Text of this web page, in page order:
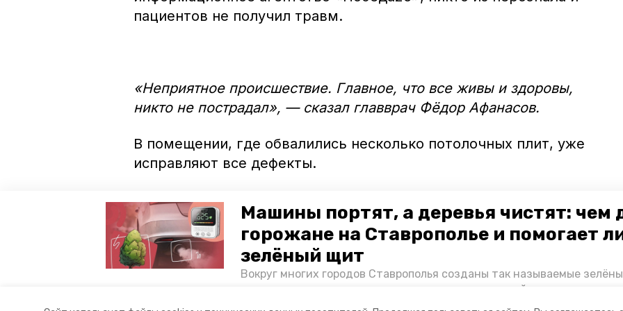
Машины портят, а деревья чистят: чем
горожане на Ставрополье и помогает
зелёный щит
Вокруг многих городов Ставрополья созданы так называемые
лесопарковые зоны, снижающие негативное воздействие выхлопных
пациентов не получил травм.
«Неприятное происшествие. Главное, что все живы и здоровы,
никто не пострадал», — сказал главврач Фёдор Афанасов.
В помещении, где обвалились несколько потолочных плит, уже
исправляют все дефекты.